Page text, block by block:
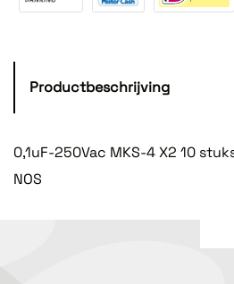
Productbeschrijving
0,1uF-250Vac MKS-4 X2 10
NOS